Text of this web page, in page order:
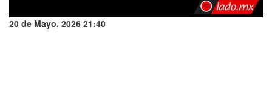
20 de Mayo, 2026 21:40